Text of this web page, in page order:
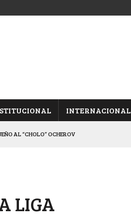
INTERNACIONAL
AL “CHOLO” OCHEROV
“SEMIS”LIGA